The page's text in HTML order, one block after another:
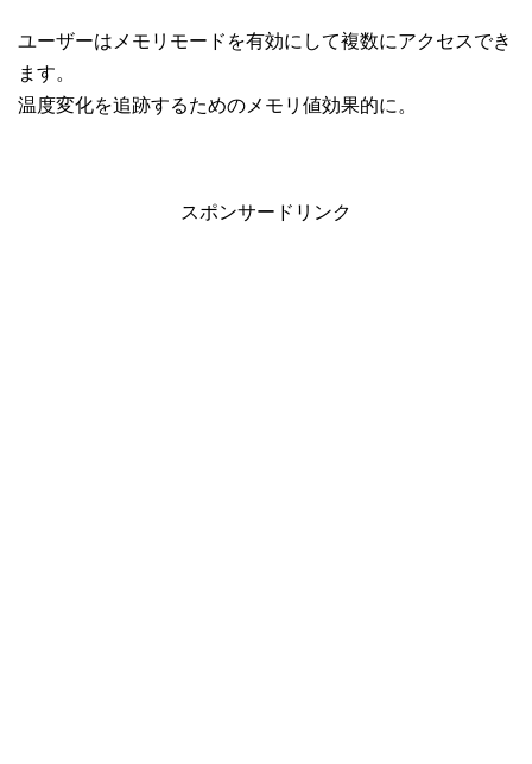
ユーザーはメモリモードを有効にして複数にアクセスでき
ます。
温度変化を追跡するためのメモリ値効果的に。
スポンサードリンク